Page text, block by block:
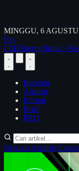
MINGGU, 6
Pro
FEEDberry Bisnis ·
Beranda
Analisis
Emiten
Brief
PRO
Beranda Analisis Emiten